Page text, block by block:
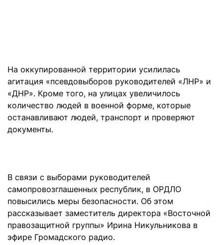
На оккупированной территории усилилась
агитация «псевдовыборов руководителей «ЛНР» и
«ДНР». Кроме того, на улицах увеличилось
количество людей в военной форме, которые
останавливают людей, транспорт и проверяют
документы.
В связи с выборами руководителей
самопровозглашенных республик, в ОРДЛО
повысились меры безопасности. Об этом
рассказывает заместитель директора «Восточной
правозащитной группы» Ирина Никульникова в
эфире Громадского радио.